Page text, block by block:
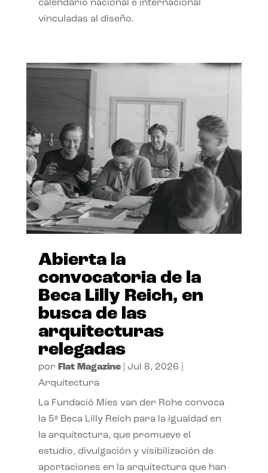
calendario nacional e internacional
vinculadas al diseño.
Abierta la
convocatoria de la
Beca Lilly Reich, en
busca de las
arquitecturas
relegadas
por Flat Magazine| Jul 8, 2026
Arquitectura
La Fundació Mies van der Rohe convoca
la 5ª Beca Lilly Reich para la igualdad en
la arquitectura, que promueve el
estudio, divulgación y visibilización de
aportaciones en la arquitectura que han